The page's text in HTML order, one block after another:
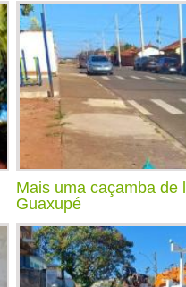
Mais uma caçamba de
Guaxupé